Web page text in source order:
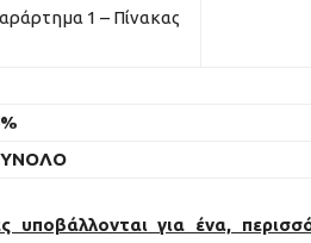
1 – Πίνακας
υποβάλλονται για ένα,